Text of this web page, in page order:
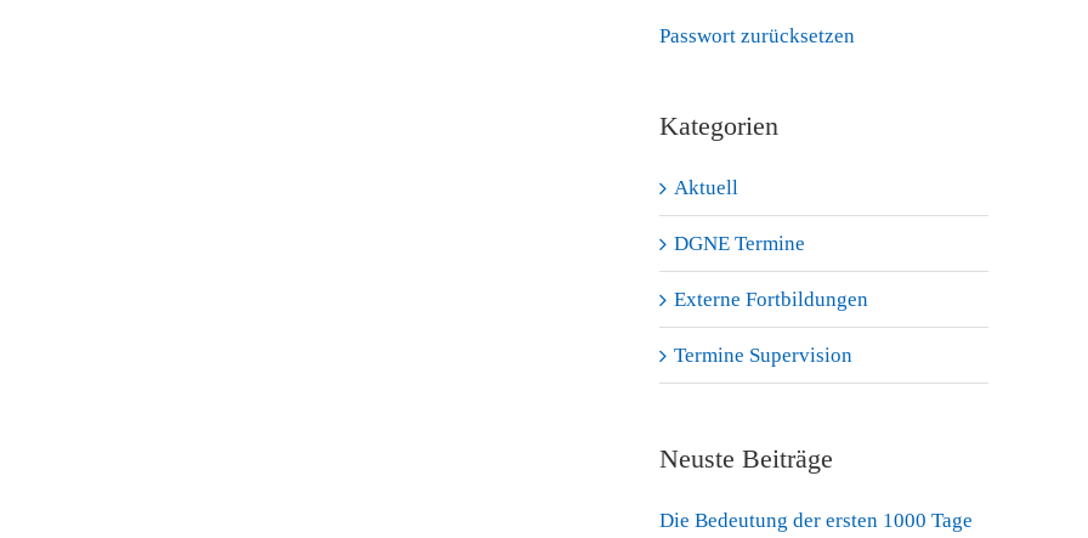
Passwort zurücksetzen
Kategorien
Aktuell
DGNE Termine
Externe Fortbildungen
Termine Supervision
Neuste Beiträge
Die Bedeutung der ersten 1000 Tage